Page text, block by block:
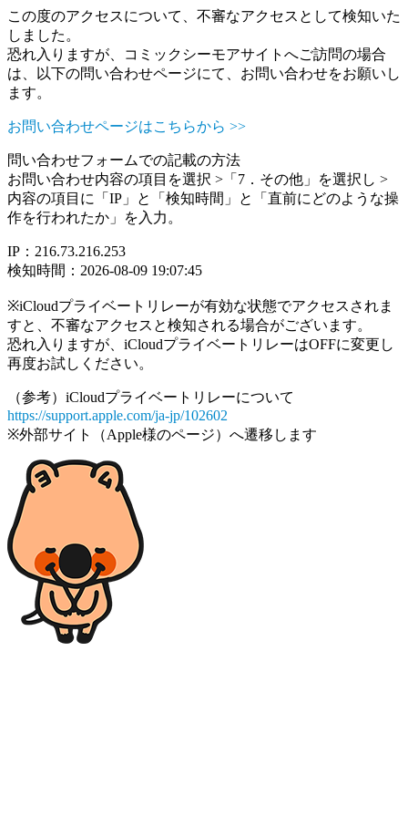
この度のアクセスについて、不審なアクセスとして検知いた
しました。
恐れ入りますが、コミックシーモアサイトへご訪問の場合
は、以下の問い合わせページにて、お問い合わせをお願いし
ます。
お問い合わせページはこちらから >>
問い合わせフォームでの記載の方法
お問い合わせ内容の項目を選択 >「7．その他」を選択し >
内容の項目に「IP」と「検知時間」と「直前にどのような操
作を行われたか」を入力。
IP：216.73.216.253
検知時間：2026-08-09 19:07:45
※iCloudプライベートリレーが有効な状態でアクセスされま
すと、不審なアクセスと検知される場合がございます。
恐れ入りますが、iCloudプライベートリレーはOFFに変更し
再度お試しください。
（参考）iCloudプライベートリレーについて
https://support.apple.com/ja-jp/102602
※外部サイト（Apple様のページ）へ遷移します